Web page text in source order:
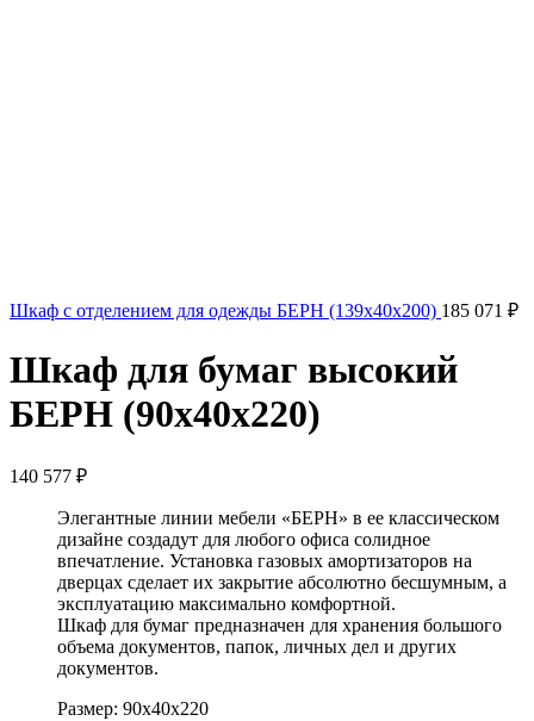
Шкаф с отделением для одежды БЕРН (139x40x200) 185 071 ₽
Шкаф для бумаг высокий
БЕРН (90x40x220)
140 577 ₽
Элегантные линии мебели «БЕРН» в ее классическом
дизайне создадут для любого офиса солидное
впечатление. Установка газовых амортизаторов на
дверцах сделает их закрытие абсолютно бесшумным, а
эксплуатацию максимально комфортной.
Шкаф для бумаг предназначен для хранения большого
объема документов, папок, личных дел и других
документов.
Размер: 90x40x220